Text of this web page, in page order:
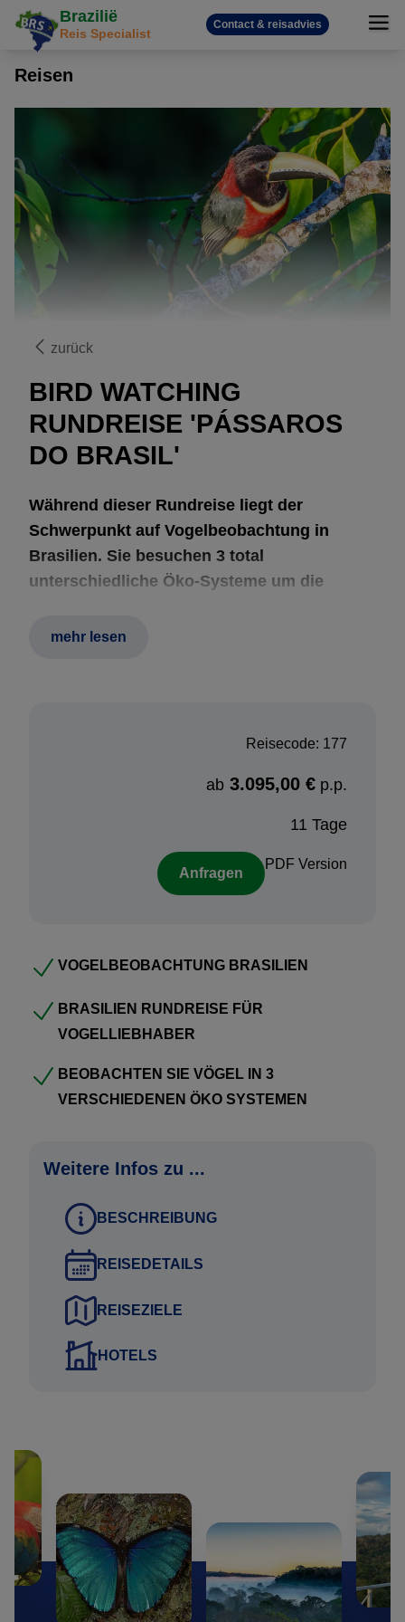
Brazilië
Reis Specialist
Contact & reisadvies
Reisen
zurück
BIRD WATCHING
RUNDREISE 'PÁSSAROS
DO BRASIL'
Während dieser Rundreise liegt der
Schwerpunkt auf Vogelbeobachtung in
Brasilien. Sie besuchen 3 total
unterschiedliche Öko-Systeme um die
entdecken. Brasilien ist eine der
Brasilien sind sage und schreibe mehr als
gesamten Welt) und ca. 199 davon sind
Haben Sie Interesse an dieser Rundreise für
Vogelliebhaber? Nehmen Sie Kontakt für ein
persönliches Angebot mit uns auf!
Vorteile Reiseangebot:
unverbindlich für Sie zusammen. Sie verpflichten sich
innerhalb von 2 Werktagen.
Aktueller Flugplan:
Wir suchen für Sie die logistisch passenden Flüge zu
scharf kalkulierten Preisen heraus und nehmen den
aktuellen Flugplan mit Rücksicht auf Ihr gewünschtes
Reisdatum in dem Angebot mit auf.
Verkürzen oder verlängern: Sind Sie an der Reise in
der vorgestellten Variante grundsätzlich interessiert,
möchten diese Reise aber verkürzen oder verlängern,
oder vielleicht ein Ziel der Beispiel Reise mit einem
anderen Ziel tauschen? Kein Problem; wir
berücksichtigen Ihre Wünsche bei Ihrem persönlichen
Reise Angebot.
mehr lesen
Reisecode: 177
ab 3.095,00 € p.p.
11 Tage
Anfragen
PDF Version
VOGELBEOBACHTUNG BRASILIEN
BRASILIEN RUNDREISE FÜR
VOGELLIEBHABER
BEOBACHTEN SIE VÖGEL IN 3
VERSCHIEDENEN ÖKO SYSTEMEN
Weitere Infos zu ...
BESCHREIBUNG
REISEDETAILS
REISEZIELE
HOTELS